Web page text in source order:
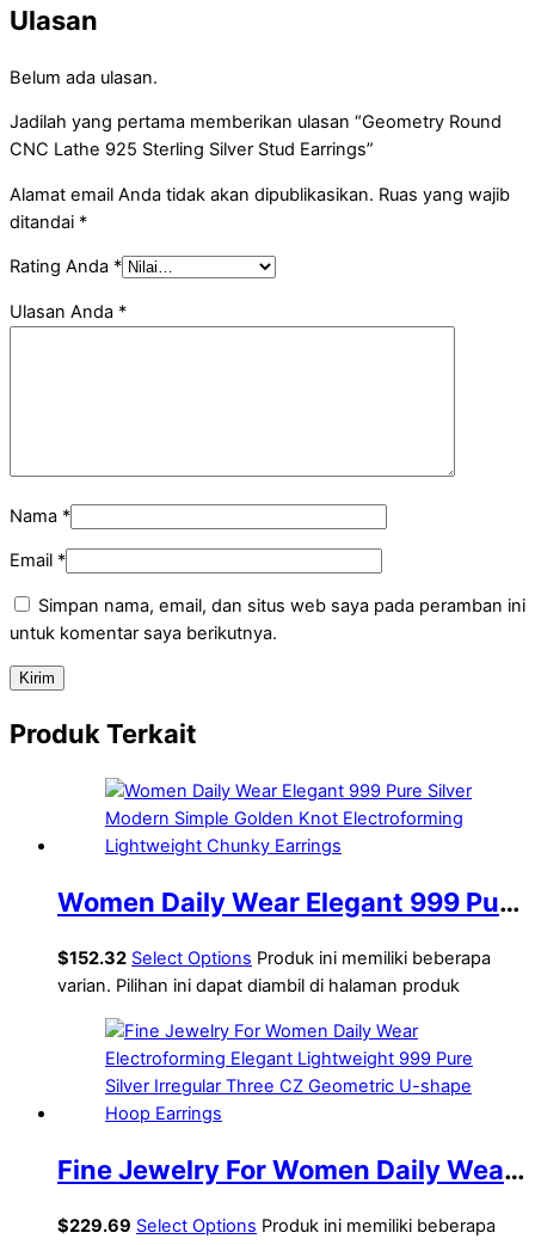
Ulasan
Belum ada ulasan.
Jadilah yang pertama memberikan ulasan “Geometry Round
CNC Lathe 925 Sterling Silver Stud Earrings”
Alamat email Anda tidak akan dipublikasikan. Ruas yang wajib
ditandai *
Rating Anda *
Ulasan Anda *
Nama *
Email *
Simpan nama, email, dan situs web saya pada peramban ini
untuk komentar saya berikutnya.
Produk Terkait
Women Daily Wear Elegant 999 Pure
Silver Modern Simple Golden Knot
Electroforming Lightweight Chunky
Earrings
$152.32 Select Options Produk ini memiliki beberapa
varian. Pilihan ini dapat diambil di halaman produk
Fine Jewelry For Women Daily Wear
Electroforming Elegant Lightweight
$229.69 Select Options Produk ini memiliki beberapa